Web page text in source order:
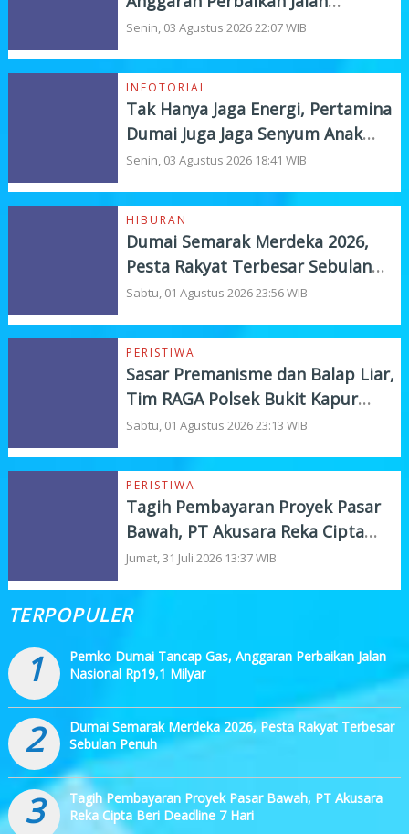
Nasional Rp19,1 Milyar
Senin, 03 Agustus 2026 22:07 WIB
INFOTORIAL
Tak Hanya Jaga Energi, Pertamina
Dumai Juga Jaga Senyum Anak
Yatim
Senin, 03 Agustus 2026 18:41 WIB
HIBURAN
Dumai Semarak Merdeka 2026,
Pesta Rakyat Terbesar Sebulan
Penuh
Sabtu, 01 Agustus 2026 23:56 WIB
PERISTIWA
Sasar Premanisme dan Balap Liar,
Tim RAGA Polsek Bukit Kapur
Gelar KRYD
Sabtu, 01 Agustus 2026 23:13 WIB
PERISTIWA
Tagih Pembayaran Proyek Pasar
Bawah, PT Akusara Reka Cipta
Beri Deadline 7 Hari
Jumat, 31 Juli 2026 13:37 WIB
TERPOPULER
1
Pemko Dumai Tancap Gas, Anggaran Perbaikan Jalan
Nasional Rp19,1 Milyar
2
Dumai Semarak Merdeka 2026, Pesta Rakyat Terbesar
Sebulan Penuh
3
Tagih Pembayaran Proyek Pasar Bawah, PT Akusara
Reka Cipta Beri Deadline 7 Hari